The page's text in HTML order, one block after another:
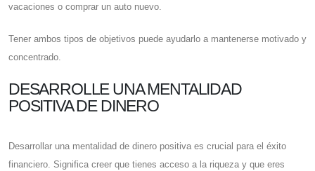
vacaciones o comprar un auto nuevo.
Tener ambos tipos de objetivos puede ayudarlo a mantenerse motivado y
concentrado.
DESARROLLE UNA MENTALIDAD
POSITIVA DE DINERO
Desarrollar una mentalidad de dinero positiva es crucial para el éxito
financiero. Significa creer que tienes acceso a la riqueza y que eres